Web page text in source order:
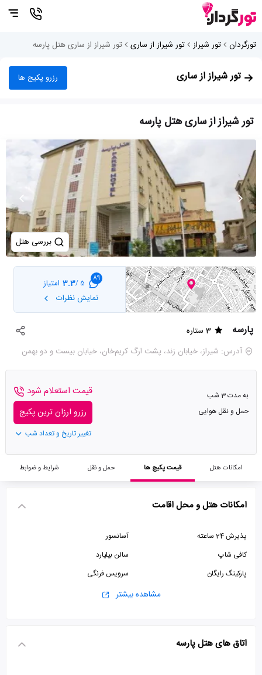
تورگردان تور شیراز تور شیراز از ساری تور شیراز از ساری هتل پارسه
تور شیراز از ساری رزرو پکیج ها
تور شیراز از ساری هتل پارسه
بررسی هتل
89
5 /
3.3 امتیاز
نمایش نظرات
پارسه
3 ستاره
آدرس: شیراز، خیابان زند، پشت ارگ کریم‌خان، خیابان بيست و دو بهمن
به مدت 3 شب
حمل و نقل هوایی
قیمت استعلام شود
رزرو ارزان ترین پکیج
تغییر تاریخ و تعداد شب
امکانات هتل قیمت پکیج ها حمل و نقل شرایط و ضوابط
امکانات هتل و محل اقامت
پذیرش 24 ساعته
آسانسور
کافی شاپ
سالن بیلیارد
پارکینگ رایگان
سرویس فرنگی
مشاهده بیشتر
اتاق های هتل پارسه